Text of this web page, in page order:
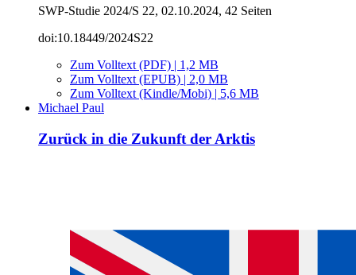
SWP-Studie 2024/S 22, 02.10.2024, 42 Seiten
doi:10.18449/2024S22
Zum Volltext (PDF) | 1,2 MB
Zum Volltext (EPUB) | 2,0 MB
Zum Volltext (Kindle/Mobi) | 5,6 MB
Michael Paul
Zurück in die Zukunft der Arktis